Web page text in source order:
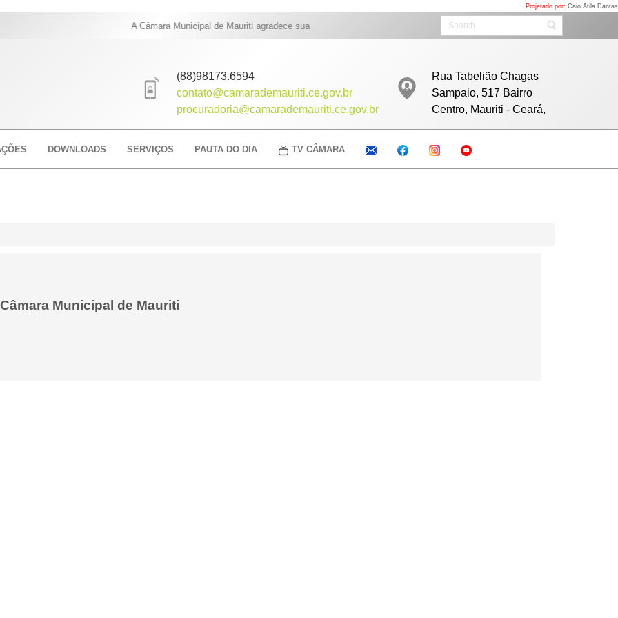
Projetado por: Caio Atila Dantas
A Câmara Municipal de Mauriti agradece sua visita. Acompanhe as sessões ao vivo todos as Sextas com início as 08h
Rua Tabelião Chagas
Sampaio, 517 Bairro
Centro, Mauriti - Ceará,
(88)98173.6594
contato@camarademauriti.ce.gov.br
procuradoria@camarademauriti.ce.gov.br
DOWNLOADS SERVIÇOS PAUTA DO DIA TV CÂMARA
Municipal de Mauriti